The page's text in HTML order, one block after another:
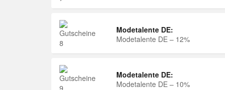
Modetalente DE:
Modetalente DE – 12%
Modetalente DE:
Modetalente DE – 10%